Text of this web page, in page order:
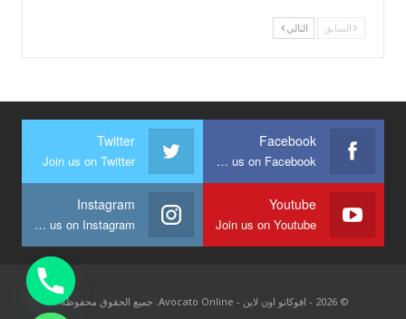
السابق التالي
Facebook
Join us on Facebook
Twitter
Join us on Twitter
Youtube
Join us on Youtube
Instagram
Join us on Instagram
© 2026 - افوكاتو اون لاين - Avocato Online. جميع الحقوق محفوظة.